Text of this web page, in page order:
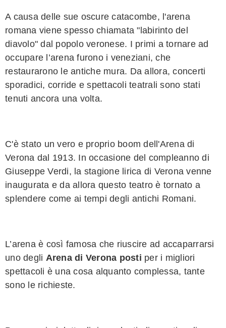
A causa delle sue oscure catacombe, l'arena
romana viene spesso chiamata "labirinto del
diavolo" dal popolo veronese. I primi a tornare ad
occupare l’arena furono i veneziani, che
restaurarono le antiche mura. Da allora, concerti
sporadici, corride e spettacoli teatrali sono stati
tenuti ancora una volta.
C'è stato un vero e proprio boom dell'Arena di
Verona dal 1913. In occasione del compleanno di
Giuseppe Verdi, la stagione lirica di Verona venne
inaugurata e da allora questo teatro è tornato a
splendere come ai tempi degli antichi Romani.
L’arena è così famosa che riuscire ad accaparrarsi
uno degli Arena di Verona posti per i migliori
spettacoli è una cosa alquanto complessa, tante
sono le richieste.